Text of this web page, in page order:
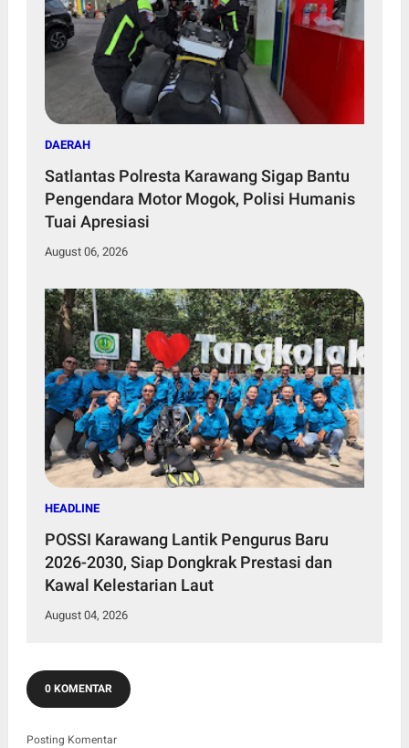
DAERAH
Satlantas Polresta Karawang Sigap Bantu
Pengendara Motor Mogok, Polisi Humanis
Tuai Apresiasi
August 06, 2026
HEADLINE
POSSI Karawang Lantik Pengurus Baru
2026-2030, Siap Dongkrak Prestasi dan
Kawal Kelestarian Laut
August 04, 2026
0 KOMENTAR
Posting Komentar